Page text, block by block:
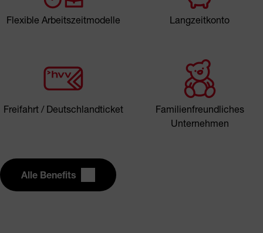
Flexible Arbeitszeitmodelle Langzeitkonto
Freifahrt / Deutschlandticket
Familienfreundliches
Unternehmen
Alle Benefits